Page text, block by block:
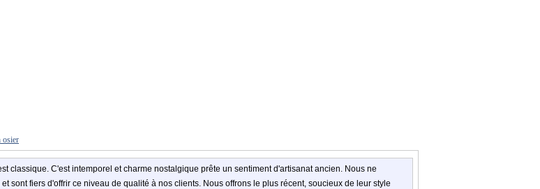
osier
classique. C'est intemporel et charme nostalgique prête un sentiment d'artisanat ancien. Nous ne
sont fiers d'offrir ce niveau de qualité à nos clients. Nous offrons le plus récent, soucieux de leur style